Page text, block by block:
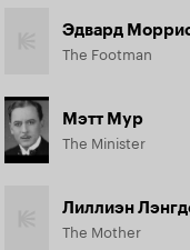
Эдвард
The Footman
Мэтт Мур
The Minister
Лиллиэн
The Mother